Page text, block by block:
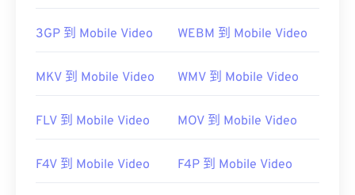
3GP 到 Mobile Video WEBM 到 Mobile Video
MKV 到 Mobile Video WMV 到 Mobile Video
FLV 到 Mobile Video MOV 到 Mobile Video
F4V 到 Mobile Video F4P 到 Mobile Video